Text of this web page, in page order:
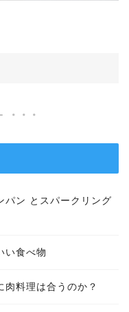
パン とスパークリング
い食べ物
肉料理は合うのか？